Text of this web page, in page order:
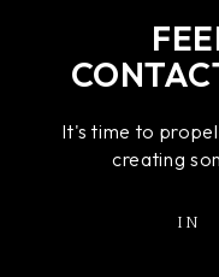
It's time to
creating
IN